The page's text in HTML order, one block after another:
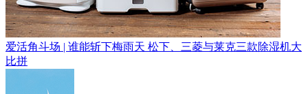
爱活角斗场 | 谁能斩下梅雨天 松下、三菱与莱克三款除湿机大
比拼